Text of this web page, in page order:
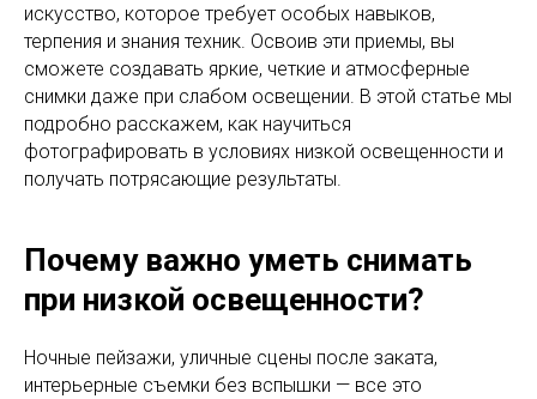
искусство, которое требует особых навыков,
терпения и знания техник. Освоив эти приемы, вы
сможете создавать яркие, четкие и атмосферные
снимки даже при слабом освещении. В этой статье мы
подробно расскажем, как научиться
фотографировать в условиях низкой освещенности и
получать потрясающие результаты.
Почему важно уметь снимать
при низкой освещенности?
Ночные пейзажи, уличные сцены после заката,
интерьерные съемки без вспышки — все это